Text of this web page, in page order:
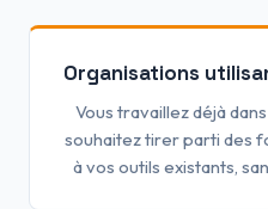
Organisations
Vous travaillez déjà
souhaitez tirer parti des
à vos outils existants,